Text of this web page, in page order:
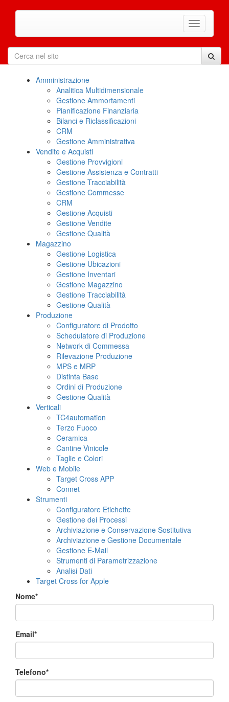
Amministrazione
Analitica Multidimensionale
Gestione Ammortamenti
Pianificazione Finanziaria
Bilanci e Riclassificazioni
CRM
Gestione Amministrativa
Vendite e Acquisti
Gestione Provvigioni
Gestione Assistenza e Contratti
Gestione Tracciabilità
Gestione Commesse
CRM
Gestione Acquisti
Gestione Vendite
Gestione Qualità
Magazzino
Gestione Logistica
Gestione Ubicazioni
Gestione Inventari
Gestione Magazzino
Gestione Tracciabilità
Gestione Qualità
Produzione
Configuratore di Prodotto
Schedulatore di Produzione
Network di Commessa
Rilevazione Produzione
MPS e MRP
Distinta Base
Ordini di Produzione
Gestione Qualità
Verticali
TC4automation
Terzo Fuoco
Ceramica
Cantine Vinicole
Taglie e Colori
Web e Mobile
Target Cross APP
Connet
Strumenti
Configuratore Etichette
Gestione dei Processi
Archiviazione e Conservazione Sostitutiva
Archiviazione e Gestione Documentale
Gestione E-Mail
Strumenti di Parametrizzazione
Analisi Dati
Target Cross for Apple
Nome*
Email*
Telefono*